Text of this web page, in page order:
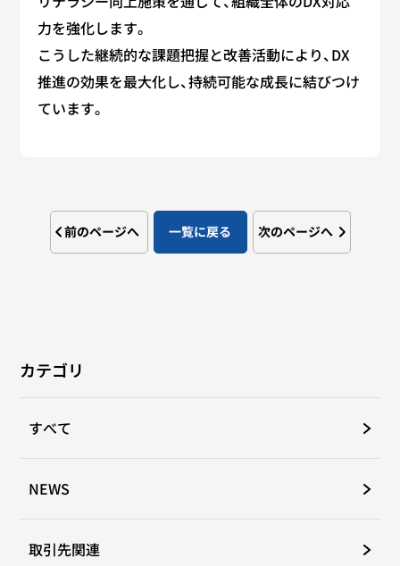
力を強化します。
こうした継続的な課題把握と改善活動により、DX
推進の効果を最大化し、持続可能な成長に結びつけ
ています。
前のページへ 一覧に戻る 次のページへ
カテゴリ
すべて
NEWS
取引先関連